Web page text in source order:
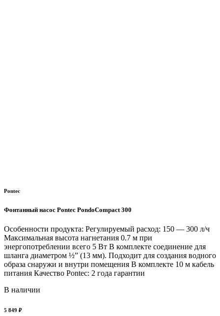
Pontec
Фонтанный насос Pontec PondoCompact 300
Особенности продукта: Регулируемый расход: 150 — 300 л/ч
Максимальная высота нагнетания 0.7 м при
энергопотреблении всего 5 Вт В комплекте соединение для
шланга диаметром ½” (13 мм). Подходит для создания водного
образа снаружи и внутри помещения В комплекте 10 м кабель
питания Качество Pontec: 2 года гарантии
В наличии
5 849 ₽